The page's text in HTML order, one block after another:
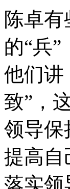
陈卓
的“兵
他们讲
致”，
领导保
提高自
落实领